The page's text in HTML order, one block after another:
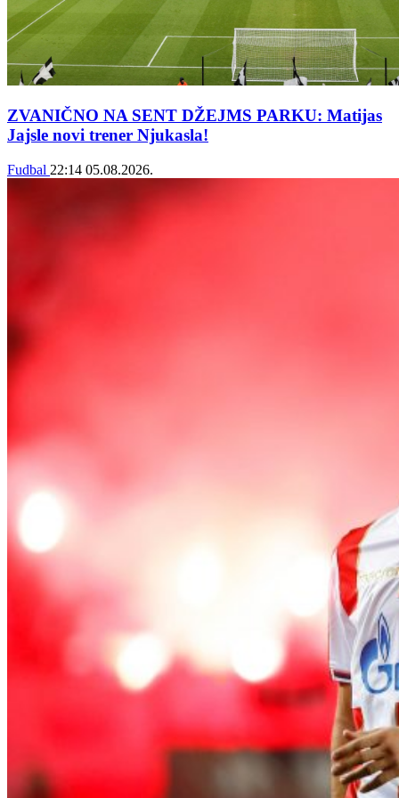
ZVANIČNO NA SENT DŽEJMS PARKU: Matijas
Jajsle novi trener Njukasla!
Fudbal 22:14 05.08.2026.